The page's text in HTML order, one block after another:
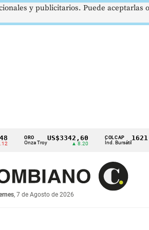
Onza Troy
US$3342,60
▲ 8.20
COLCAP
Índ. Bursátil
1621,34
, 7 de Agosto de 2026
y publicitarios. Puede aceptarlas